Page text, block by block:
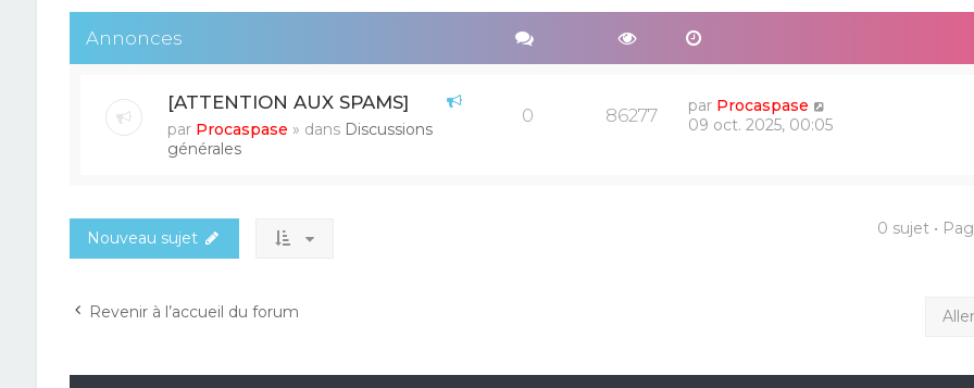
Annonces
[ATTENTION AUX SPAMS]
par Procaspase » dans Discussions
générales
0 86277 par Procaspase
09 oct. 2025, 00:05
Nouveau sujet 0 sujet •
Revenir à l’accueil du forum Aller